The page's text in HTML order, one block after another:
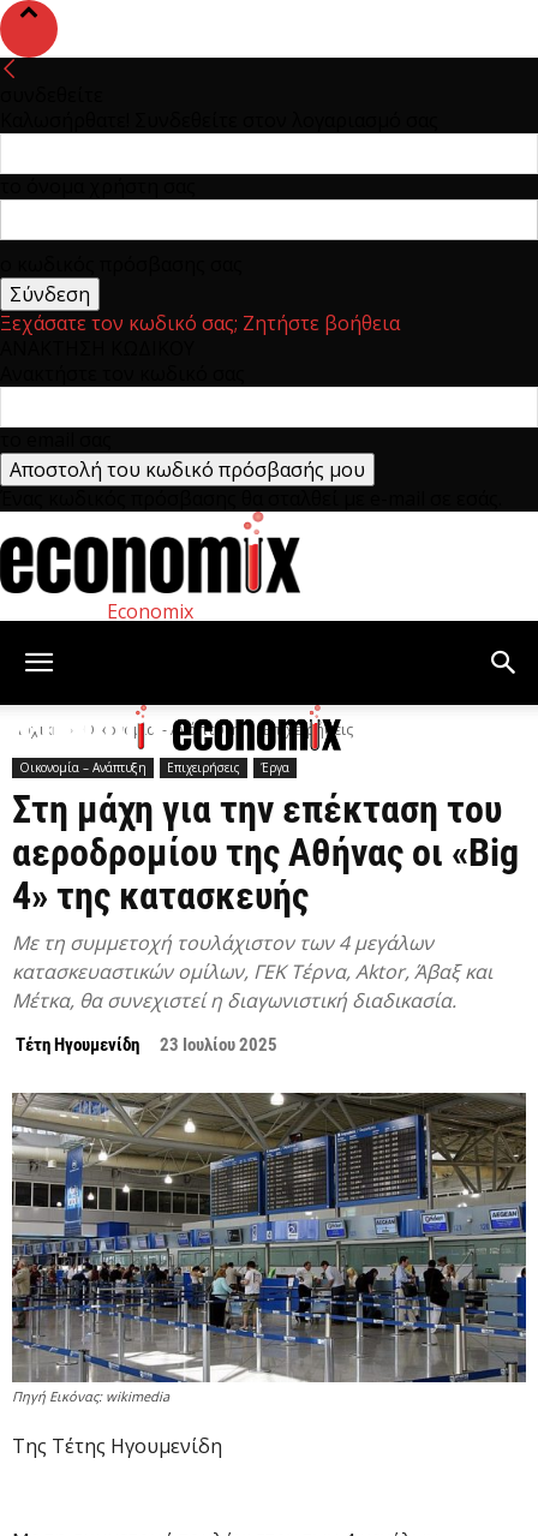
Ξεχάσατε τον κωδικό σας; Ζητήστε βοήθεια
Economix
Αρχική Οικονομία – Ανάπτυξη Επιχειρήσεις
Οικονομία – Ανάπτυξη Επιχειρήσεις Έργα
Στη μάχη για την επέκταση του
αεροδρομίου της Αθήνας οι «Big
4» της κατασκευής
Με τη συμμετοχή τουλάχιστον των 4 μεγάλων
κατασκευαστικών ομίλων, ΓΕΚ Τέρνα, Aktor, Άβαξ και
Μέτκα, θα συνεχιστεί η διαγωνιστική διαδικασία.
Τέτη Ηγουμενίδη 23 Ιουλίου 2025
Πηγή Εικόνας: wikimedia
Της Τέτης Ηγουμενίδη